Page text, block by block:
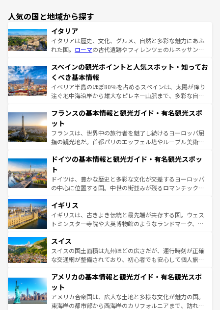
人気の国と地域から探す
イタリア
イタリアは歴史、文化、グルメ、自然と多彩な魅力にあふ
れた国。 ローマの古代遺跡やフィレンツェのルネッサンス
ろん、トスカーナの美しい田園風景やアマルフィ海岸の絶
景など、自然景観も見逃せない。観光の合間には、本場の
ピザやパスタなど、絶品のイタリア料理を堪能することも
できる。朝目覚めてから夜眠るまで、すべての瞬間を楽し
なお、新着のイタリア情報はコンテンツ一覧を参照してほ
しい。
スペインの観光ポイントと人気スポット・知ってお
くべき基本情報
イベリア半島のほぼ80％を占めるスペインは、太陽が降り
注ぐ地中海沿岸から雄大なピレネー山脈まで、多彩な自然
文化が根付くこの国では、情熱的なフラメンコ、熱気あふ
れる闘牛、そして美味しいタパスが生活の一部となってい
る。首都マドリードの洗練された雰囲気や、バルセロナの
アートに溢れた街角から、地方では古代ローマ遺跡や中世
せる。地方によって風土や気候が異なるスペインはその個
ンテンツ一覧 を参照してほしい。
フランスの基本情報と観光ガイド・有名観光スポ
ット
フランスは、世界中の旅行者を魅了し続けるヨーロッパ屈
指の観光地だ。首都パリのエッフェル塔やルーブル美術館
で、幅広い魅力が詰まっている。華麗な宮殿、歴史的な大
聖堂、美しいビーチ、そして豊かな自然が、訪れる者を心
から魅了する。また、フランスは美食の国としても知ら
れ、フランス料理はユネスコ無形文化遺産にも登録されて
香り高いラベンダー畑など、多彩な楽しみ方が可能だ。さ
らに、パリ以外の地域にも魅力が溢れており、どの街角に
も豊かな歴史と文化が息づいている。パリ以外の個性あふ
を参照してほしい。
ドイツの基本情報と観光ガイド・有名観光スポッ
ト
ドイツは、豊かな歴史と多彩な文化が交差するヨーロッパ
の中心に位置する国。中世の街並みが残るロマンチック街
顔を持つこの国は、どこを歩いても飽きることがない。ベ
ルリンの文化的活気、バイエルン州のアルプスの絶景、そ
してライン川沿いのワイン畑といった風景は必見。ビール
は、お酒好きな人にはぜひ体験してほしい。 なお、新着の
ドイツ情報はコンテンツ一覧を参照してほしい。
イギリス
イギリスは、古きよき伝統と最先端が共存する国。ウェス
トミンスター寺院や大英博物館のようなランドマーク、歴
リアごとに異なる魅力がある。また、優雅なアフタヌーン
ティー、ビール好きにはたまらない英国パブ、サッカー観
戦など、本場だからこそできる体験も豊富。イギリスを旅
ンツ一覧を参照してほしい。
スイス
スイスの国土面積は九州ほどの広さだが、運行時刻が正確
な交通網が整備されており、初心者でも安心して個人旅行
の建物がそのまま残る町や、スイスならではのユニークな
博物館もあり、アルプス観光だけでなく町歩きも満喫する
ことができる。国民の所得が高いため物価も高いが、旅行
者向けの交通パス提供のサービスもあり、うまく活用すれ
アメリカの基本情報と観光ガイド・有名観光スポ
ット
アメリカ合衆国は、広大な土地と多様な文化が魅力の国。
東海岸の都市部から西海岸のカリフォルニアまで、訪れる